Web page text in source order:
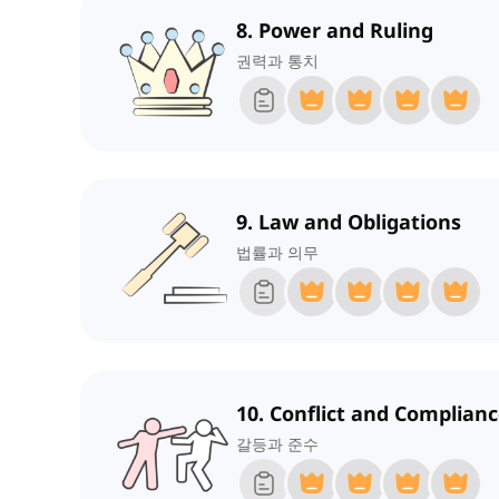
8. Power and Ruling
권력과 통치
9. Law and Obligations
법률과 의무
10. Conflict and
갈등과 준수